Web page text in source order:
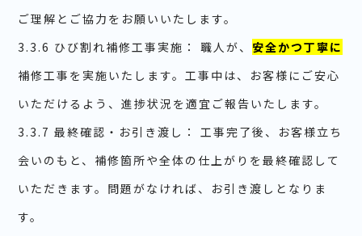
ご理解とご協力をお願いいたします。
3.3.6 ひび割れ補修工事実施： 職人が、 安全かつ丁寧に
補修工事を実施いたします。工事中は、お客様にご安心
いただけるよう、進捗状況を適宜ご報告いたします。
3.3.7 最終確認・お引き渡し： 工事完了後、お客様立ち
会いのもと、補修箇所や全体の仕上がりを最終確認して
いただきます。問題がなければ、お引き渡しとなりま
す。